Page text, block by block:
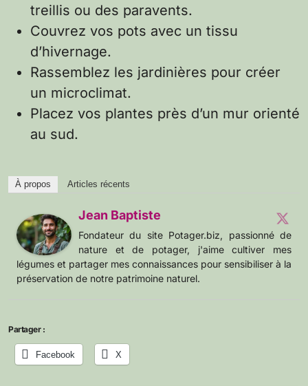
treillis ou des paravents.
Couvrez vos pots avec un tissu
d’hivernage.
Rassemblez les jardinières pour créer
un microclimat.
Placez vos plantes près d’un mur orienté
au sud.
À propos Articles récents
Jean Baptiste
Fondateur du site Potager.biz, passionné de
nature et de potager, j'aime cultiver mes
légumes et partager mes connaissances pour sensibiliser à la
préservation de notre patrimoine naturel.
Partager :
Facebook X